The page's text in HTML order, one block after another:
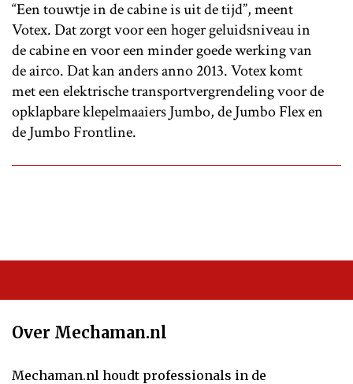
“Een touwtje in de cabine is uit de tijd”, meent
Votex. Dat zorgt voor een hoger geluidsniveau in
de cabine en voor een minder goede werking van
de airco. Dat kan anders anno 2013. Votex komt
met een elektrische transportvergrendeling voor de
opklapbare klepelmaaiers Jumbo, de Jumbo Flex en
de Jumbo Frontline.
Over Mechaman.nl
Mechaman.nl houdt professionals in de